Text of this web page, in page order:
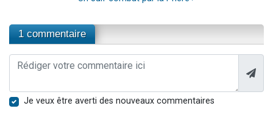
1 commentaire
Je veux être averti des nouveaux commentaires